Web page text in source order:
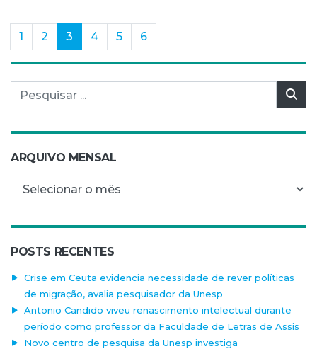
1 2 3 (current)
4 5 6
Pesquisar por:
ARQUIVO MENSAL
Arquivo mensal
POSTS RECENTES
Crise em Ceuta evidencia necessidade de rever políticas
de migração, avalia pesquisador da Unesp
Antonio Candido viveu renascimento intelectual durante
período como professor da Faculdade de Letras de Assis
Novo centro de pesquisa da Unesp investiga